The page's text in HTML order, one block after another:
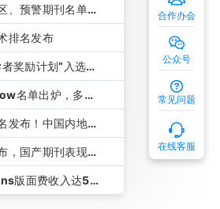
、预警期刊名单正
排名发布
奖励计划”入选人
名单出炉，多位
发布！中国内地排
，国产期刊表现亮
版面费收入达5
合作办会
公众号
常见问题
在线客服